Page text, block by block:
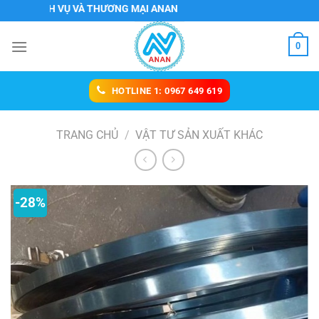
đến
nội
VỤ VÀ THƯƠNG MẠI ANAN
0
HOTLINE 1: 0967 649 619
TRANG CHỦ / VẬT TƯ SẢN XUẤT KHÁC
-28%